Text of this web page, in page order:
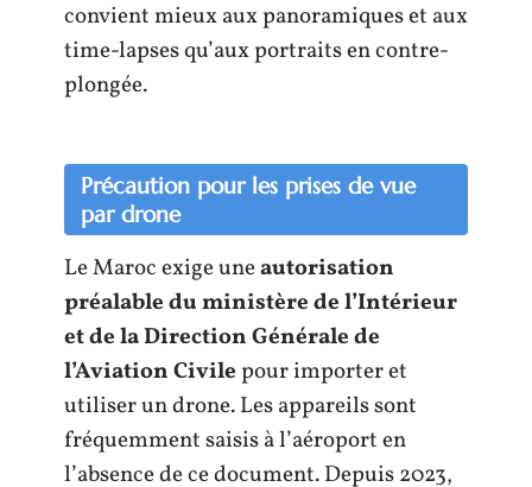
convient mieux aux panoramiques et aux
time-lapses qu’aux portraits en contre-
plongée.
Précaution pour les prises de vue
par drone
Le Maroc exige uneautorisation
préalable du ministère de l’Intérieur
et de la Direction Générale de
l’Aviation Civilepour importer et
utiliser un drone. Les appareils sont
fréquemment saisis à l’aéroport en
l’absence de ce document. Depuis 2023,